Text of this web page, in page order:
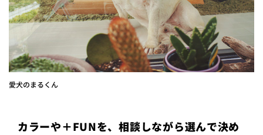
愛犬のまるくん
カラーや＋FUNを、相談しながら選んで決め